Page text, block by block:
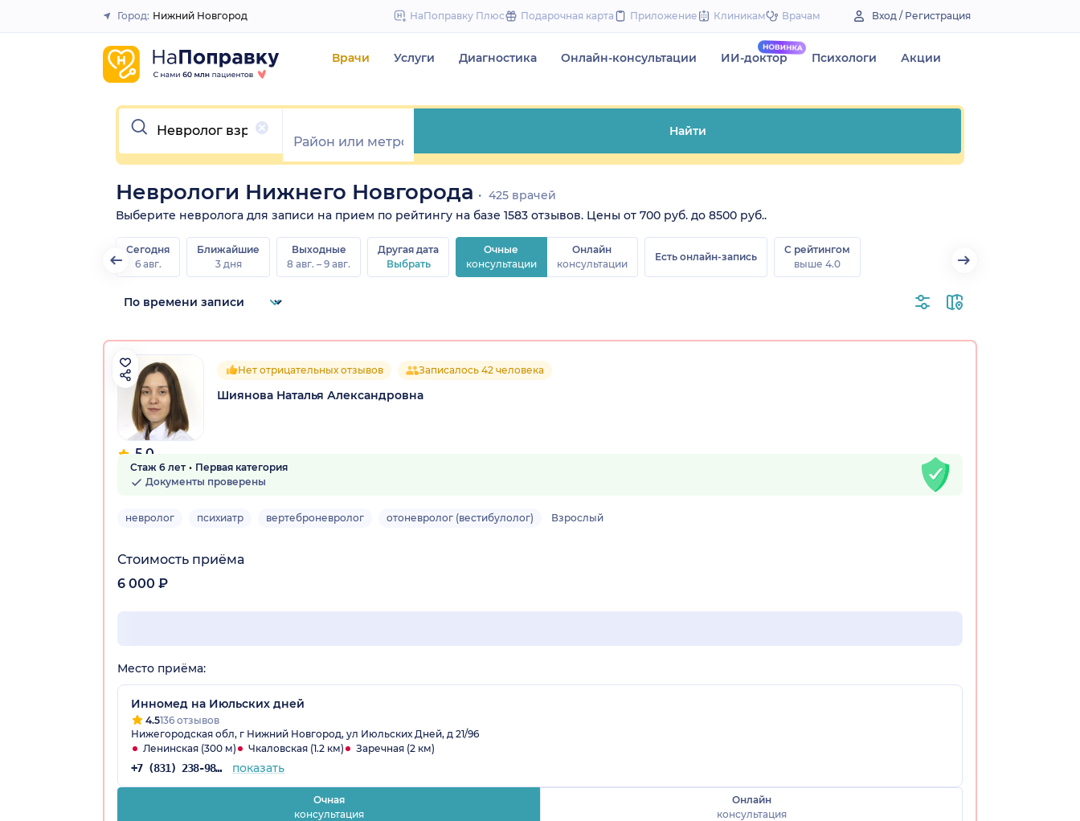
to
Закрыть
Город: Нижний Новгород НаПоправку Плюс Подарочная карта Приложение Клиникам Врачам Вход / Регистрация
Врачи Услуги Диагностика Онлайн-консультации ИИ-доктор Психологи Акции
Очистить
Найти
Неврологи Нижнего Новгорода
425 врачей
Выберите невролога для записи на прием по рейтингу на базе 1583 отзывов. Цены от 700 руб. до 8500 руб..
Сегодня
6 авг.
Ближайшие
3 дня
Выходные
8 авг. – 9 авг.
Другая дата
Выбрать
Очные
консультации
Онлайн
консультации
Есть онлайн-запись
С рейтингом
выше 4.0
5.0
12 отзывов
Нет отрицательных отзывов Записалось 42 человека
Шиянова Наталья Александровна
Стаж 6 лет
Первая категория
Документы проверены
невролог психиатр вертеброневролог отоневролог (вестибулолог) Взрослый
Стоимость приёма
6 000 ₽
Место приёма:
Инномед на Июльских дней
4.5136 отзывов
Нижегородская обл, г Нижний Новгород, ул Июльских Дней, д 21/96
Ленинская (300 м)
Чкаловская (1.2 км) Заречная (2 км)
+7 (831) 238-98-86 показать
Очная
консультация
Онлайн
консультация